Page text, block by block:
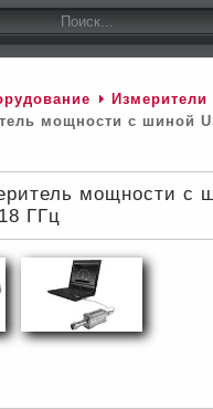
мощности с шиной
мощности с
ГГц